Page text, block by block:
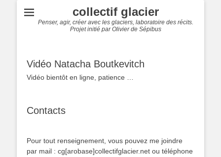
collectif glacier
Penser, agir, créer avec les glaciers, laboratoire des récits.
Projet initié par Olivier de Sépibus
Vidéo Natacha Boutkevitch
Vidéo bientôt en ligne, patience …
Contacts
Pour tout renseignement, vous pouvez me joindre
par mail : cg[arobase]collectifglacier.net ou téléphone